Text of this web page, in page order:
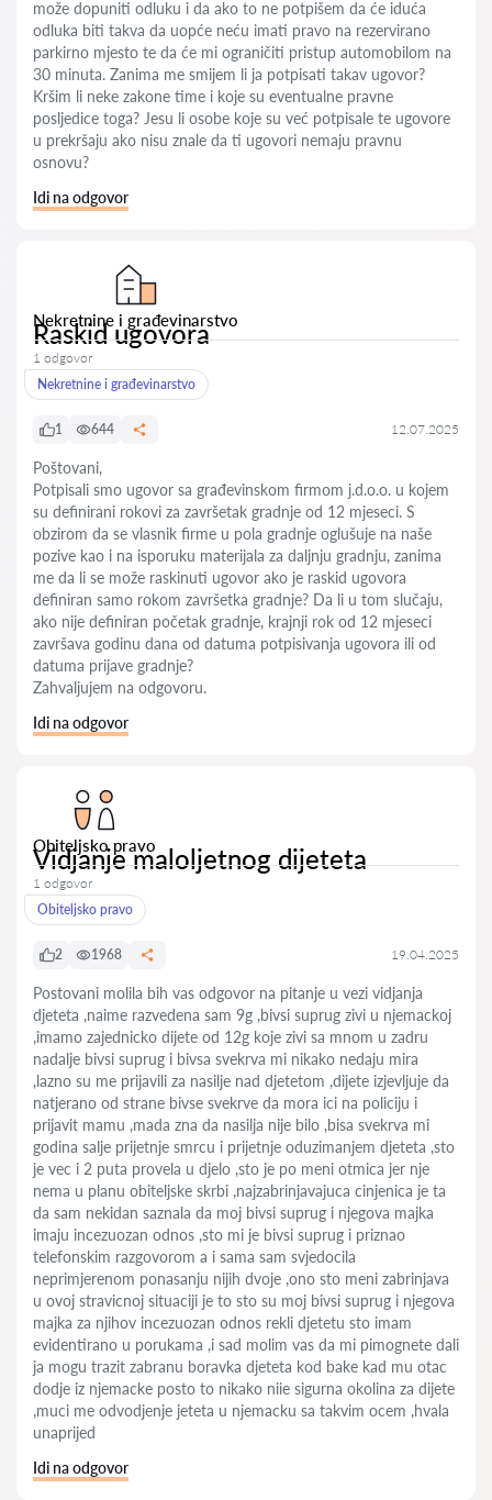
može dopuniti odluku i da ako to ne potpišem da će iduća
odluka biti takva da uopće neću imati pravo na rezervirano
parkirno mjesto te da će mi ograničiti pristup automobilom na
30 minuta. Zanima me smijem li ja potpisati takav ugovor?
Kršim li neke zakone time i koje su eventualne pravne
posljedice toga? Jesu li osobe koje su već potpisale te ugovore
u prekršaju ako nisu znale da ti ugovori nemaju pravnu
osnovu?
Idi na odgovor
Nekretnine i građevinarstvo
Raskid ugovora
1 odgovor
Nekretnine i građevinarstvo
1 644 12.07.2025
Poštovani,
Potpisali smo ugovor sa građevinskom firmom j.d.o.o. u kojem
su definirani rokovi za završetak gradnje od 12 mjeseci. S
obzirom da se vlasnik firme u pola gradnje oglušuje na naše
pozive kao i na isporuku materijala za daljnju gradnju, zanima
me da li se može raskinuti ugovor ako je raskid ugovora
definiran samo rokom završetka gradnje? Da li u tom slučaju,
ako nije definiran početak gradnje, krajnji rok od 12 mjeseci
završava godinu dana od datuma potpisivanja ugovora ili od
datuma prijave gradnje?
Zahvaljujem na odgovoru.
Idi na odgovor
Obiteljsko pravo
Vidjanje maloljetnog dijeteta
1 odgovor
Obiteljsko pravo
2 1968 19.04.2025
Postovani molila bih vas odgovor na pitanje u vezi vidjanja
djeteta ,naime razvedena sam 9g ,bivsi suprug zivi u njemackoj
,imamo zajednicko dijete od 12g koje zivi sa mnom u zadru
nadalje bivsi suprug i bivsa svekrva mi nikako nedaju mira
,lazno su me prijavili za nasilje nad djetetom ,dijete izjevljuje da
natjerano od strane bivse svekrve da mora ici na policiju i
prijavit mamu ,mada zna da nasilja nije bilo ,bisa svekrva mi
godina salje prijetnje smrcu i prijetnje oduzimanjem djeteta ,sto
je vec i 2 puta provela u djelo ,sto je po meni otmica jer nje
nema u planu obiteljske skrbi ,najzabrinjavajuca cinjenica je ta
da sam nekidan saznala da moj bivsi suprug i njegova majka
imaju incezuozan odnos ,sto mi je bivsi suprug i priznao
telefonskim razgovorom a i sama sam svjedocila
neprimjerenom ponasanju nijih dvoje ,ono sto meni zabrinjava
u ovoj stravicnoj situaciji je to sto su moj bivsi suprug i njegova
majka za njihov incezuozan odnos rekli djetetu sto imam
evidentirano u porukama ,i sad molim vas da mi pimognete dali
ja mogu trazit zabranu boravka djeteta kod bake kad mu otac
dodje iz njemacke posto to nikako niie sigurna okolina za dijete
,muci me odvodjenje jeteta u njemacku sa takvim ocem ,hvala
unaprijed
Idi na odgovor